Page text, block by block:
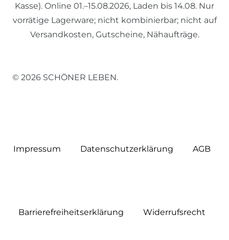
Kasse). Online 01.–15.08.2026, Laden bis 14.08. Nur
vorrätige Lagerware; nicht kombinierbar; nicht auf
Versandkosten, Gutscheine, Nähaufträge.
© 2026 SCHÖNER LEBEN.
Impressum Daten­schutz­erklärung AGB
Barrierefreiheitserklärung Widerrufs­recht